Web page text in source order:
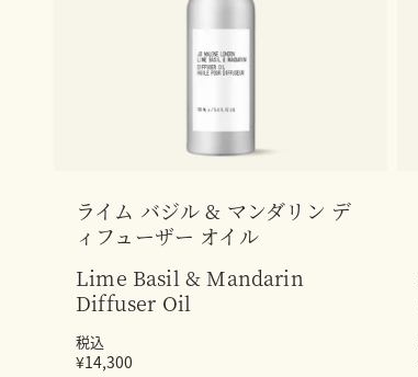
ライム バジル & マンダリン デ
ィフューザー オイル
Lime Basil & Mandarin
Diffuser Oil
税込
¥14,300